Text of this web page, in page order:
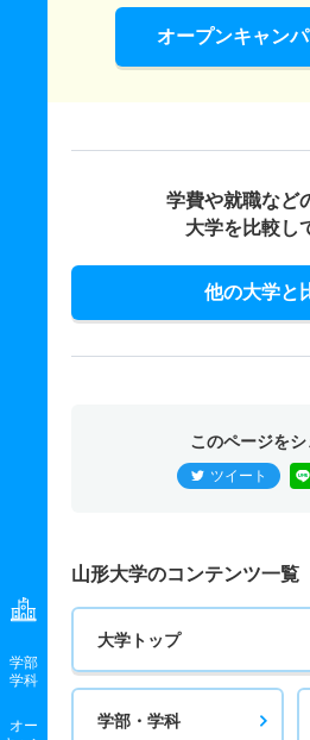
学部
学科
オー
オープンキャン
学費や就職など
大学を比較し
他の大学と
このページをシ
ツイート
山形大学のコンテンツ一覧
大学トップ
学部・学科